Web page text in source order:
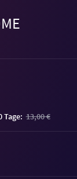
Tage: 13,00 €